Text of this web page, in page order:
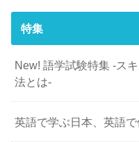
特集
New! 語学試験特集 -ス
法とは-
英語で学ぶ日本、英語